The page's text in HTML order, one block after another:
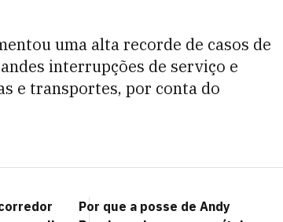
uma alta recorde de casos de
interrupções de serviço e
e transportes, por conta do
Por que a posse de Andy